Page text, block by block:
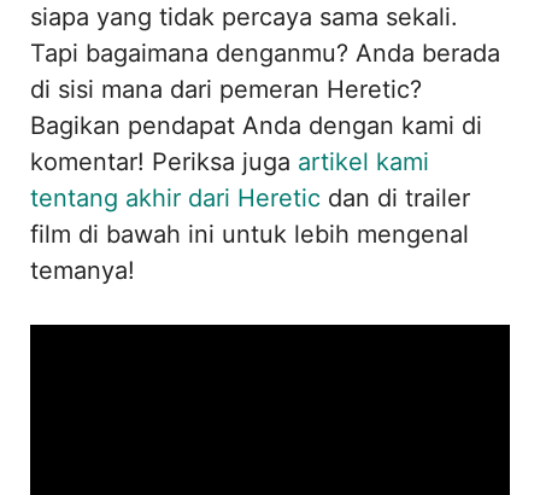
siapa yang tidak percaya sama sekali.
Tapi bagaimana denganmu? Anda berada
di sisi mana dari pemeran Heretic?
Bagikan pendapat Anda dengan kami di
komentar! Periksa juga artikel kami
tentang akhir dari Heretic dan di trailer
film di bawah ini untuk lebih mengenal
temanya!